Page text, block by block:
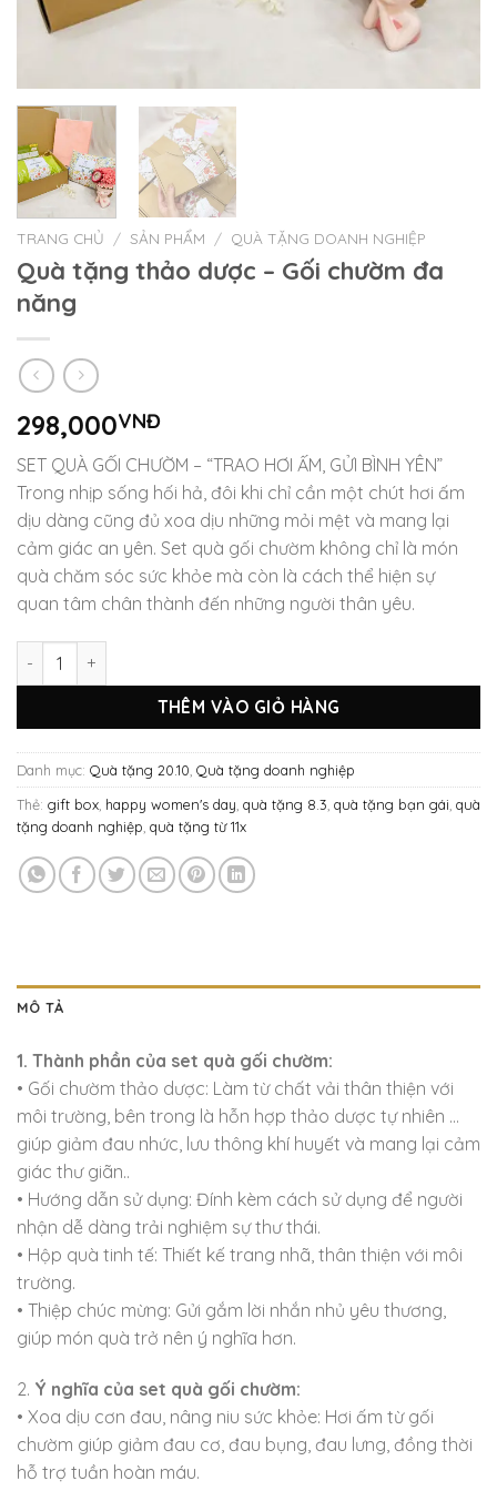
TRANG CHỦ / SẢN PHẨM / QUÀ TẶNG DOANH NGHIỆP
Quà tặng thảo dược – Gối chườm đa
năng
298,000VNĐ
SET QUÀ GỐI CHƯỜM – “TRAO HƠI ẤM, GỬI BÌNH YÊN”
Trong nhịp sống hối hả, đôi khi chỉ cần một chút hơi ấm
dịu dàng cũng đủ xoa dịu những mỏi mệt và mang lại
cảm giác an yên. Set quà gối chườm không chỉ là món
quà chăm sóc sức khỏe mà còn là cách thể hiện sự
quan tâm chân thành đến những người thân yêu.
THÊM VÀO GIỎ HÀNG
Danh mục: Quà tặng 20.10 Quà tặng doanh nghiệp
Thẻ: gift box happy women's day quà tặng 8.3 quà tặng bạn gái quà
tặng doanh nghiệp quà tặng từ 11x
MÔ TẢ
1. Thành phần của set quà gối chườm:
• Gối chườm thảo dược: Làm từ chất vải thân thiện với
môi trường, bên trong là hỗn hợp thảo dược tự nhiên …
giúp giảm đau nhức, lưu thông khí huyết và mang lại cảm
giác thư giãn..
• Hướng dẫn sử dụng: Đính kèm cách sử dụng để người
nhận dễ dàng trải nghiệm sự thư thái.
• Hộp quà tinh tế: Thiết kế trang nhã, thân thiện với môi
trường.
• Thiệp chúc mừng: Gửi gắm lời nhắn nhủ yêu thương,
giúp món quà trở nên ý nghĩa hơn.
2. Ý nghĩa của set quà gối chườm:
• Xoa dịu cơn đau, nâng niu sức khỏe: Hơi ấm từ gối
chườm giúp giảm đau cơ, đau bụng, đau lưng, đồng thời
hỗ trợ tuần hoàn máu.